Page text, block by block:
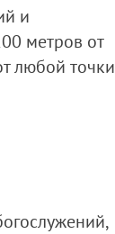
и
метров от
любой точки